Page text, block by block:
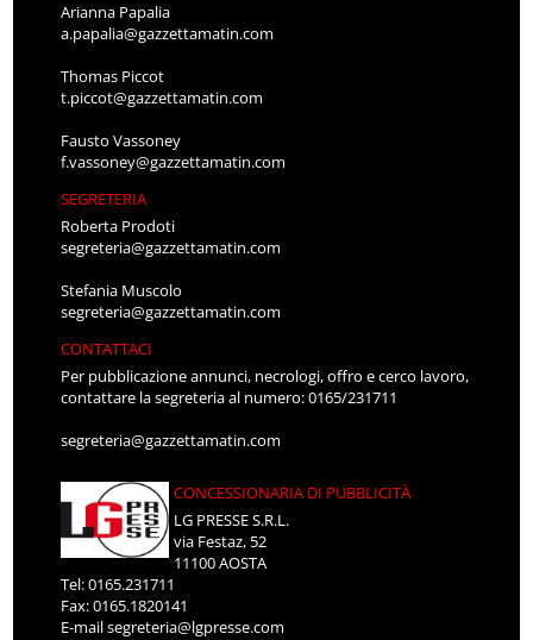
Arianna Papalia
a.papalia@gazzettamatin.com
Thomas Piccot
t.piccot@gazzettamatin.com
Fausto Vassoney
f.vassoney@gazzettamatin.com
SEGRETERIA
Roberta Prodoti
segreteria@gazzettamatin.com
Stefania Muscolo
segreteria@gazzettamatin.com
CONTATTACI
Per pubblicazione annunci, necrologi, offro e cerco lavoro,
contattare la segreteria al numero: 0165/231711
segreteria@gazzettamatin.com
CONCESSIONARIA DI PUBBLICITÀ
LG PRESSE S.R.L.
via Festaz, 52
11100 AOSTA
Tel: 0165.231711
Fax: 0165.1820141
E-mailsegreteria@lgpresse.com